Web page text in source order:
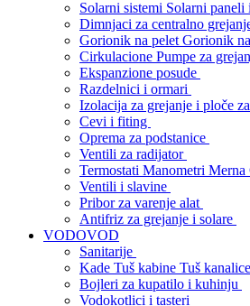
Solarni sistemi Solarni
Dimnjaci za centralno
Gorionik na pelet Gorionik
Cirkulacione Pumpe za
Ekspanzione posude
Razdelnici i ormari
Izolacija za grejanje i ploče
Cevi i fiting
Oprema za podstanice
Ventili za radijator
Termostati Manometri Merna
Ventili i slavine
Pribor za varenje alat
Antifriz za grejanje i solare
VODOVOD
Sanitarije
Kade Tuš kabine Tuš
Bojleri za kupatilo i kuhinju
Vodokotlici i tasteri